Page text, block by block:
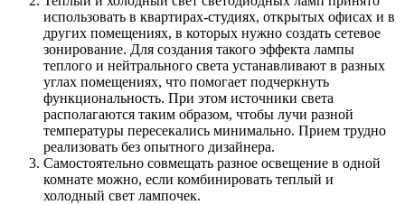
использовать в квартирах-студиях, открытых офисах и в
других помещениях, в которых нужно создать сетевое
зонирование. Для создания такого эффекта лампы
теплого и нейтрального света устанавливают в разных
углах помещениях, что помогает подчеркнуть
функциональность. При этом источники света
располагаются таким образом, чтобы лучи разной
температуры пересекались минимально. Прием трудно
реализовать без опытного дизайнера.
Самостоятельно совмещать разное освещение в одной
комнате можно, если комбинировать теплый и
холодный свет лампочек.